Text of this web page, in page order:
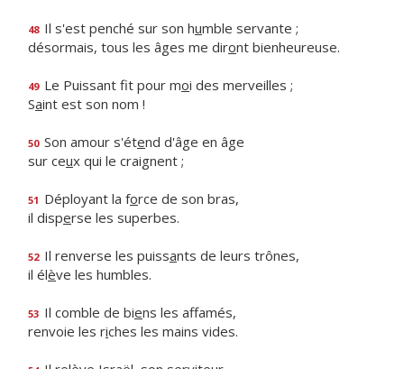
48 Il s'est penché sur son humble servante ;
désormais, tous les âges me diront bienheureuse.
49 Le Puissant fit pour moi des merveilles ;
Saint est son nom !
50 Son amour s'étend d'âge en âge
sur ceux qui le craignent ;
51 Déployant la force de son bras,
il disperse les superbes.
52 Il renverse les puissants de leurs trônes,
il élève les humbles.
53 Il comble de biens les affamés,
renvoie les riches les mains vides.